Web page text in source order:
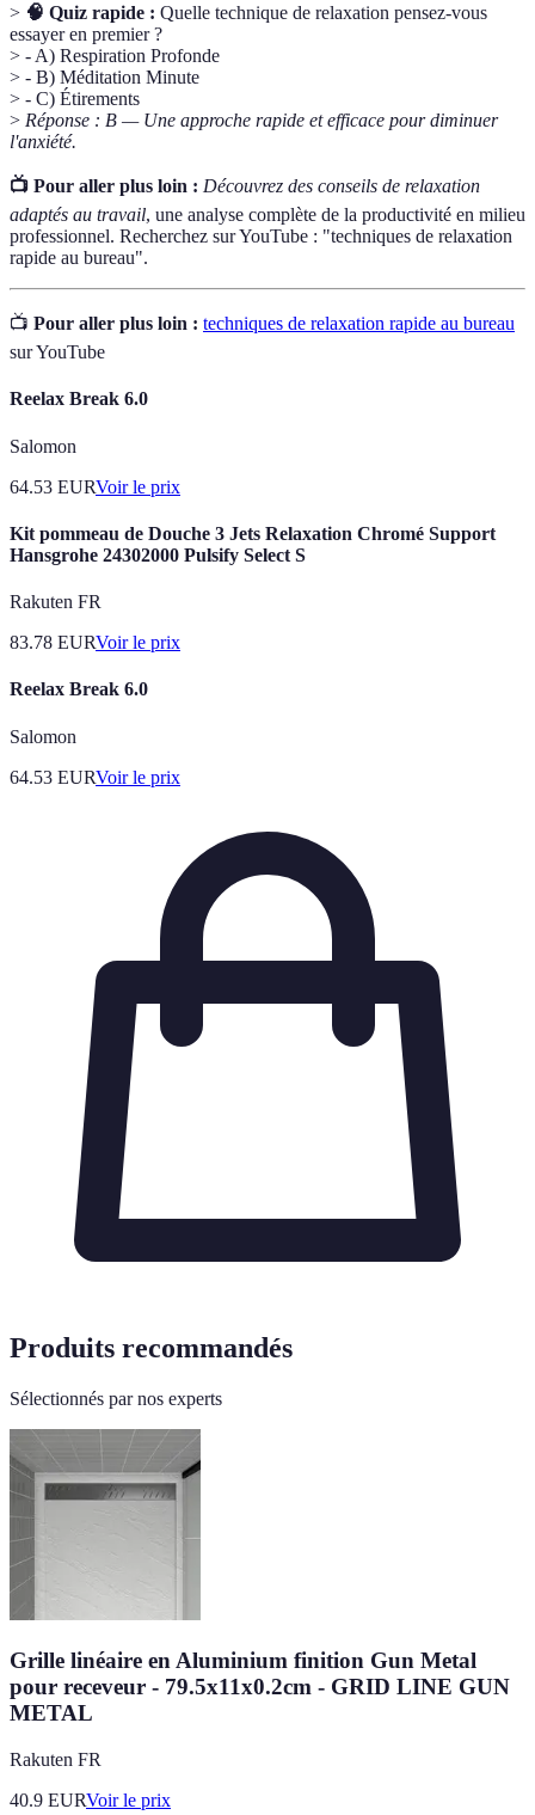
> 🧠 Quiz rapide : Quelle technique de relaxation pensez-vous
essayer en premier ?
> - A) Respiration Profonde
> - B) Méditation Minute
> - C) Étirements
> Réponse : B — Une approche rapide et efficace pour diminuer
l'anxiété.
📺 Pour aller plus loin : Découvrez des conseils de relaxation
adaptés au travail, une analyse complète de la productivité en milieu
professionnel. Recherchez sur YouTube : "techniques de relaxation
rapide au bureau".
📺 Pour aller plus loin : techniques de relaxation rapide au bureau
sur YouTube
Reelax Break 6.0
Salomon
64.53 EURVoir le prix
Kit pommeau de Douche 3 Jets Relaxation Chromé Support
Hansgrohe 24302000 Pulsify Select S
Rakuten FR
83.78 EURVoir le prix
Reelax Break 6.0
Salomon
64.53 EURVoir le prix
Produits recommandés
Sélectionnés par nos experts
Grille linéaire en Aluminium finition Gun Metal
pour receveur - 79.5x11x0.2cm - GRID LINE GUN
METAL
Rakuten FR
40.9 EURVoir le prix